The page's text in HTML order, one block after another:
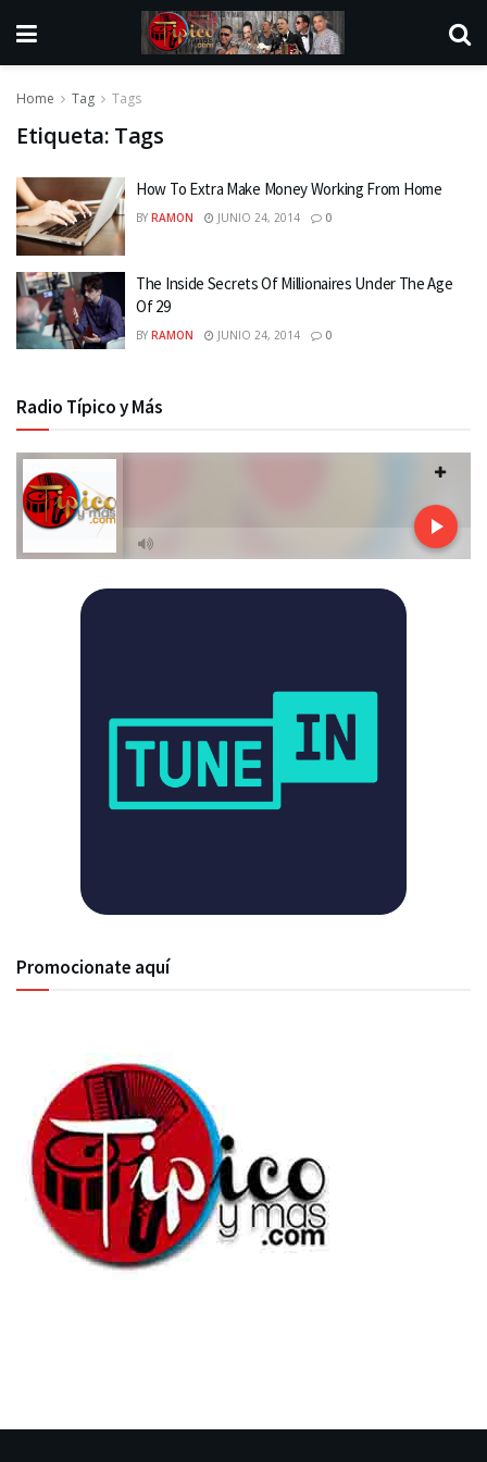
Home Tag Tags
Etiqueta: Tags
How To Extra Make Money Working From Home
BY RAMON JUNIO 24, 2014 0
The Inside Secrets Of Millionaires Under The Age
Of 29
BY RAMON JUNIO 24, 2014 0
Radio Típico y Más
Promocionate aquí